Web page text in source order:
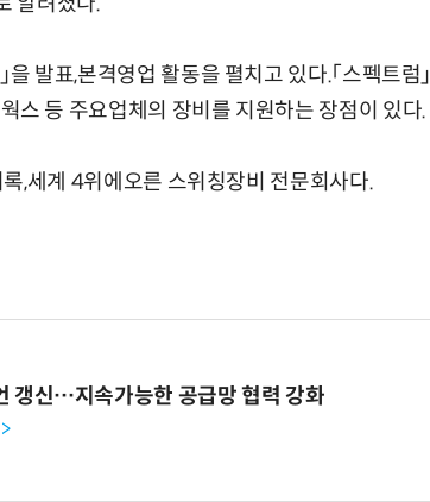
발표,본격영업 활동을 펼치고 있다.「스펙트럼」
스 등 주요업체의 장비를 지원하는 장점이 있다.
,세계 4위에오른 스위칭장비 전문회사다.
갱신…지속가능한 공급망 협력 강화